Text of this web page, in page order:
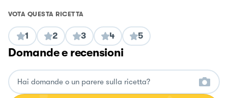
VOTA QUESTA RICETTA
1 2 3 4 5
Domande e recensioni